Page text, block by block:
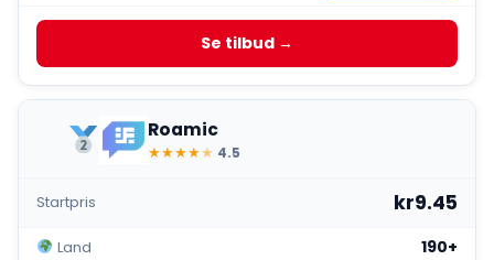
Se tilbud →
Roamic
★★★★★ 4.5
Startpris kr9.45
Land 190+